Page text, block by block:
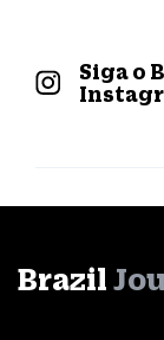
Siga o
Brazil